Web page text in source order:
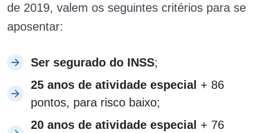
de 2019, valem os seguintes critérios para se
aposentar:
Ser segurado do INSS;
25 anos de atividade especial + 86
pontos, para risco baixo;
20 anos de atividade especial + 76